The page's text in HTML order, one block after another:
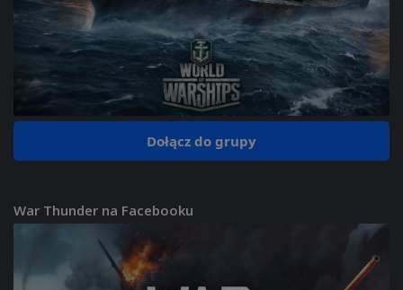
Dołącz do grupy
War Thunder na Facebooku